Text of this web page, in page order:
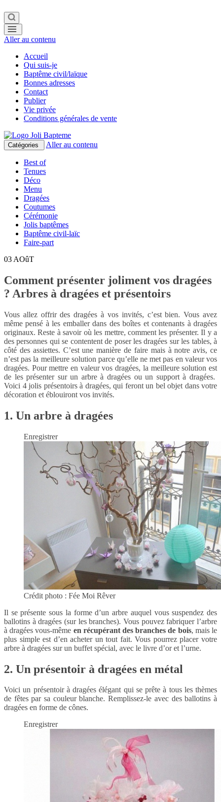
Aller au contenu
Accueil
Qui suis-je
Baptême civil/laïque
Bonnes adresses
Contact
Publier
Vie privée
Conditions générales de vente
Catégories Aller au contenu
Best of
Tenues
Déco
Menu
Dragées
Coutumes
Cérémonie
Jolis baptêmes
Baptême civil-laïc
Faire-part
03 AOûT
Comment présenter joliment vos dragées
? Arbres à dragées et présentoirs
Vous allez offrir des dragées à vos invités, c’est bien. Vous avez
même pensé à les emballer dans des boîtes et contenants à dragées
originaux. Reste à savoir où les mettre, comment les présenter. Il y a
des personnes qui se contentent de poser les dragées sur les tables, à
côté des assiettes. C’est une manière de faire mais à notre avis, ce
n’est pas la meilleure solution parce qu’elle ne met pas en valeur vos
dragées. Pour mettre en valeur vos dragées, la meilleure solution est
de les présenter sur un arbre à dragées ou un support à dragées.
Voici 4 jolis présentoirs à dragées, qui feront un bel objet dans votre
décoration et éblouiront vos invités.
1. Un arbre à dragées
Enregistrer
Crédit photo : Fée Moi Rêver
Il se présente sous la forme d’un arbre auquel vous suspendez des
ballotins à dragées (sur les branches). Vous pouvez fabriquer l’arbre
à dragées vous-même en récupérant des branches de bois, mais le
plus simple est d’en acheter un tout fait. Vous pourrez placer votre
arbre à dragées sur un buffet spécial, avec le livre d’or et l’urne.
2. Un présentoir à dragées en métal
Voici un présentoir à dragées élégant qui se prête à tous les thèmes
de fêtes par sa couleur blanche. Remplissez-le avec des ballotins à
dragées en forme de cônes.
Enregistrer